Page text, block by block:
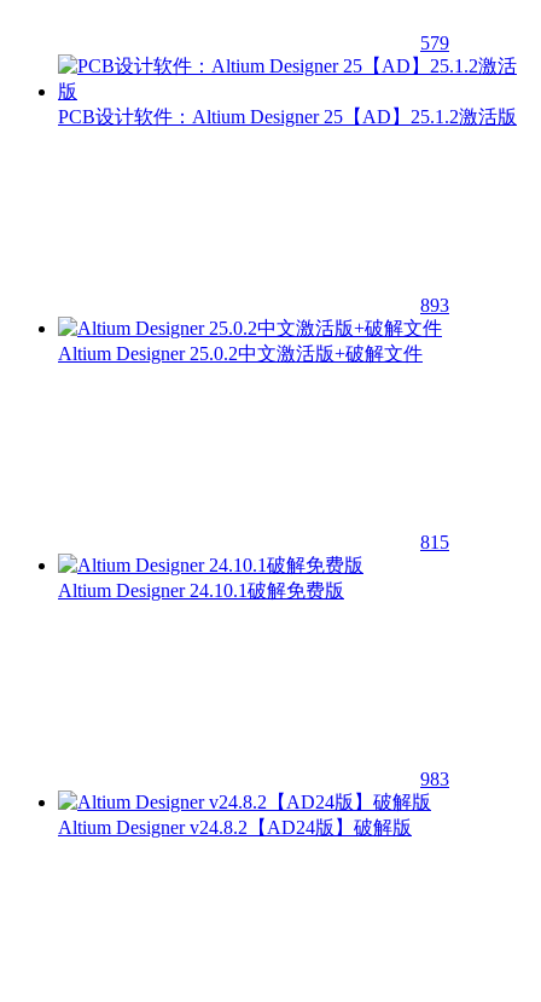
579
PCB设计软件：Altium Designer 25【AD】25.1.2激活版
893
Altium Designer 25.0.2中文激活版+破解文件
815
Altium Designer 24.10.1破解免费版
983
Altium Designer v24.8.2【AD24版】破解版